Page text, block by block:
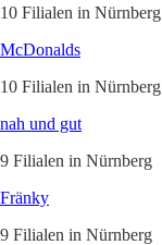
10 Filialen in Nürnberg
McDonalds
10 Filialen in Nürnberg
nah und gut
9 Filialen in Nürnberg
Fränky
9 Filialen in Nürnberg